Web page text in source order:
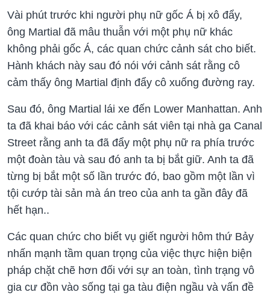
Vài phút trước khi người phụ nữ gốc Á bị xô đẩy,
ông Martial đã mâu thuẫn với một phụ nữ khác
không phải gốc Á, các quan chức cảnh sát cho biết.
Hành khách này sau đó nói với cảnh sát rằng cô
cảm thấy ông Martial định đẩy cô xuống đường ray.
Sau đó, ông Martial lái xe đến Lower Manhattan. Anh
ta đã khai báo với các cảnh sát viên tại nhà ga Canal
Street rằng anh ta đã đẩy một phụ nữ ra phía trước
một đoàn tàu và sau đó anh ta bị bắt giữ. Anh ta đã
từng bị bắt một số lần trước đó, bao gồm một lần vì
tội cướp tài sản mà án treo của anh ta gần đây đã
hết hạn..
Các quan chức cho biết vụ giết người hôm thứ Bảy
nhấn mạnh tầm quan trọng của việc thực hiện biện
pháp chặt chẽ hơn đối với sự an toàn, tình trạng vô
gia cư đồn vào sống tại ga tàu điện ngầu và vấn đề